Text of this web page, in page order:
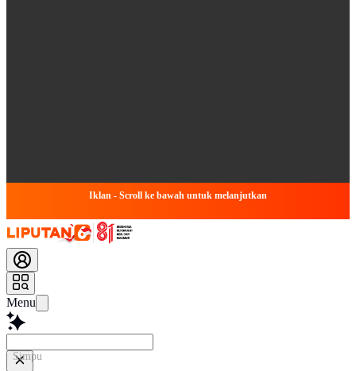
Iklan - Scroll ke bawah untuk melanjutkan
Menu
Simpulkan Artikel